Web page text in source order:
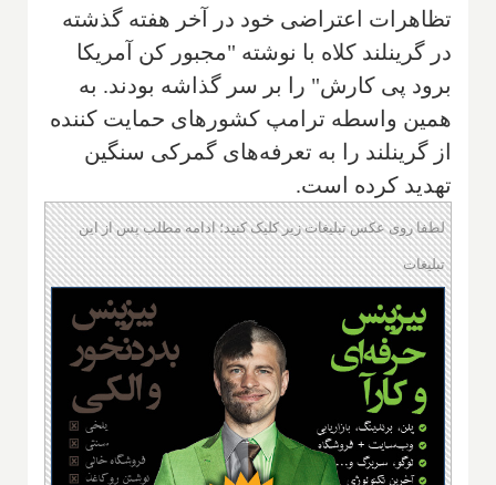
تظاهرات اعتراضی خود در آخر هفته گذشته
در گرینلند کلاه با نوشته "مجبور کن آمریکا
برود پی کارش" را بر سر گذاشه بودند. به
همین واسطه ترامپ کشورهای حمایت کننده
از گرینلند را به تعرفه‌های گمرکی سنگین
تهدید کرده است.
لطفا روی عکس تبلیغات زیر کلیک کنید؛ ادامه مطلب پس از این
تبلیغات